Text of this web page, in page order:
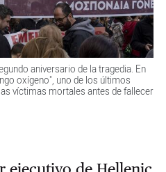
aniversario de la tragedia. En
oxígeno", uno de los últimos
víctimas mortales antes de fallecer